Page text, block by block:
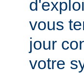
vous
jour
votre